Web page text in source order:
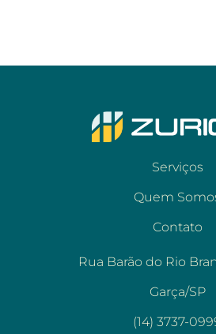
Serviços
Quem
Contato
Rua Barão do Rio
Garça/SP
(14) 3737-